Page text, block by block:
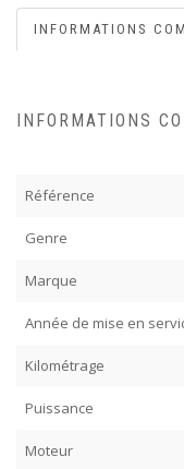
INFORMATIONS
INFORMATIONS
Référence
Genre
Marque
Année de mise en
Kilométrage
Puissance
Moteur